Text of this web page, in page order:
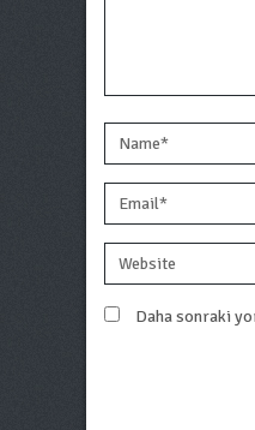
Daha sonraki